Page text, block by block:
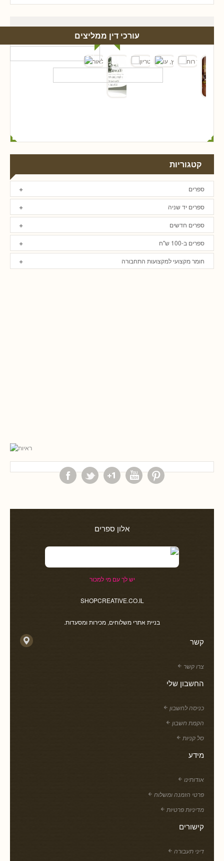
עורכי דין ממליצים
קטגוריות
ספרים
ספרים יד שניה
ספרים חדשים
ספרים ב-100 ש"ח
חומר מקצועי למקצועות התחבורה
אלון ספרים
יש לך עם מי למכור
SHOPCREATIVE.CO.IL
בניית אתרי משלוחים, מכירות ומסעדות.
קשר
צרו קשר
החשבון שלי
כניסה לחשבון
הקמת חשבון
סל קניות
מידע
אודותינו
פרטי הזמנה ומשלוח
מדיניות פרטיות
קישורים
דיני תעבורה